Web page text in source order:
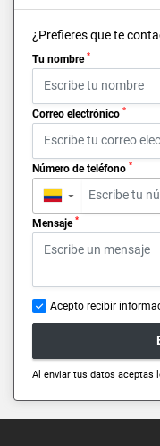
¿Prefieres que te
Tu nombre *
Correo electrónico *
Número de teléfono *
▼
Mensaje *
Acepto recibir
Al enviar tus datos aceptas